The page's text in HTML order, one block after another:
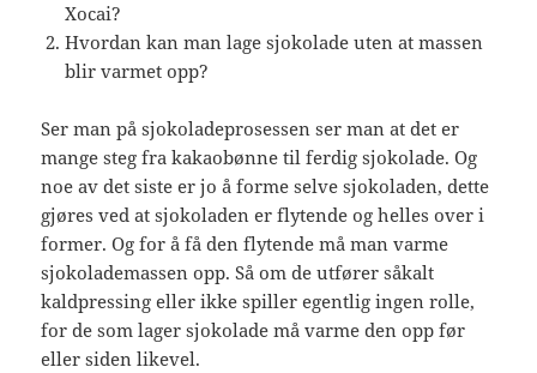
Xocai?
Hvordan kan man lage sjokolade uten at massen
blir varmet opp?
Ser man på sjokoladeprosessen ser man at det er
mange steg fra kakaobønne til ferdig sjokolade. Og
noe av det siste er jo å forme selve sjokoladen, dette
gjøres ved at sjokoladen er flytende og helles over i
former. Og for å få den flytende må man varme
sjokolademassen opp. Så om de utfører såkalt
kaldpressing eller ikke spiller egentlig ingen rolle,
for de som lager sjokolade må varme den opp før
eller siden likevel.